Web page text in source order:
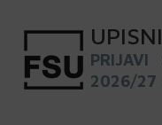
UPISNI
PRIJAVI
2026/27